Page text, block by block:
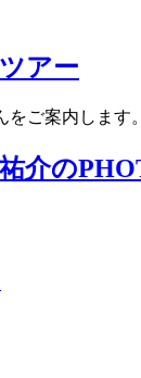
ご案内します。